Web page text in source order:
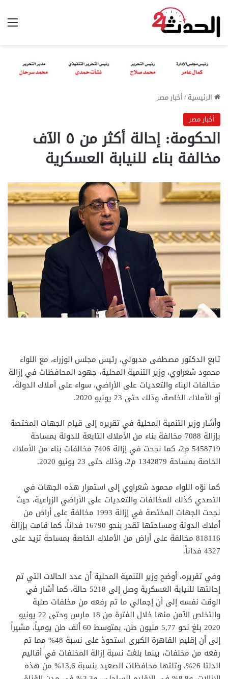
الرئيسية/أخبار مصر
أخبار مصر
الحكومة: إحالة أكثر من ٥ الآف
مخالفة بناء للنيابة العسكرية
تابع الدكتور مصطفى مدبولي، رئيس مجلس الوزراء، مع اللواء
محمود شعراوي، وزير التنمية المحلية، جهود المحافظات في إزالة
مخالفات البناء والتعديات على الأراضي، سواء على أملاك الدولة،
أو الأملاك الخاصة، وذلك حتى 23 يونيو 2020.
وأشار وزير التنمية المحلية في تقريره إلى قيام الجهات المختصة
بإزالة 7088 مخالفة بناء من الأملاك التابعة للدولة بمساحة
5458719 م2، كما نجحت في إزالة 7406 مخالفات بناء من الأملاك
الخاصة بمساحة 1342879 م2، وذلك حتى 23 يونيو 2020.
كما نوّه اللواء محمود شعراوي إلى استمرار هذه الجهات في
التصدي كذلك للمخالفات والتعديات على الأراضي الزراعية، حيث
نجحت الجهات المختصة في إزالة 1993 مخالفة على أراض من
أملاك الدولة ومساحتها تقدر بنحو 16790 فداناً، كما قامت بإزالة
818116 مخالفة على أراض من الأملاك الخاصة بمساحة تزيد على
4327 فداناً.
وفي تقريره، أوضح وزير التنمية المحلية أن عدد الحالات التي تم
إحالتها للنيابة العسكرية وصل إلى 5218 حالة، كما أشار في
الوقت نفسه إلى أن إجمالي ما تم رفعه من مخلفات صلبة
والتخلص الآمن منها خلال الفترة من 18 مارس وحتى 22 يونيو
2020 بلغ نحو 5,77 مليون طن، بمتوسط 60 ألف طن يومياً، مشيراً
إلى أن إقليم القاهرة الكبرى استحوذ على نسبة 48% مما تم
رفعه من مخلفات، بينما بلغت نسبة إزالة المخلفات في أقاليم
الدلتا 26%، وتلتها محافظات الصعيد بنسبة 13,6% من هذه